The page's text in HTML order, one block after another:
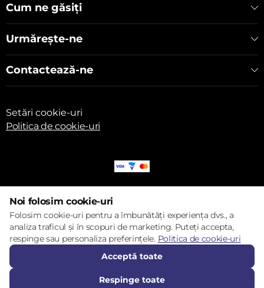
Cum ne găsiți
Urmărește-ne
Contactează-ne
Setări cookie-uri
Politica de cookie-uri
© 2017 – 2026 ECOM
Noi folosim cookie-uri
Folosim cookie-uri pentru a îmbunătăți experiența dvs., a
analiza traficul și în scopuri de marketing. Puteți accepta,
respinge sau personaliza preferințele. Politica de cookie-uri
Acceptă toate
Respinge toate